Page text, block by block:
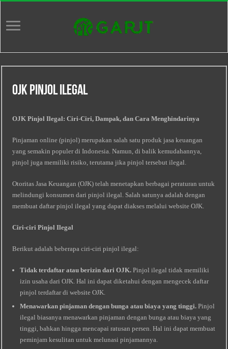
Ojk Pinjol Ilegal
OJK Pinjol Ilegal: Ciri-Ciri, Dampak, dan Cara Menghindarinya
Pinjaman online (pinjol) merupakan salah satu produk jasa keuangan
yang semakin populer di Indonesia. Namun, di balik kemudahannya,
pinjol juga memiliki risiko, terutama jika pinjol tersebut ilegal.
Otoritas Jasa Keuangan (OJK) telah menetapkan berbagai peraturan untuk
melindungi konsumen dari pinjol ilegal. Salah satunya adalah dengan
membuat daftar pinjol ilegal yang dapat diakses melalui website OJK.
Ciri-ciri Pinjol Ilegal
Berikut adalah beberapa ciri-ciri pinjol ilegal:
Tidak terdaftar atau berizin dari OJK. Pinjol ilegal tidak memiliki
izin usaha dari OJK. Hal ini dapat diketahui dengan mengecek daftar
pinjol terdaftar di website OJK.
Menawarkan pinjaman dengan bunga atau biaya yang tinggi. Pinjol
ilegal biasanya menawarkan pinjaman dengan bunga atau biaya yang
tinggi, bahkan hingga mencapai ratusan persen. Hal ini dapat membuat
peminjam kesulitan untuk melunasi pinjamannya.